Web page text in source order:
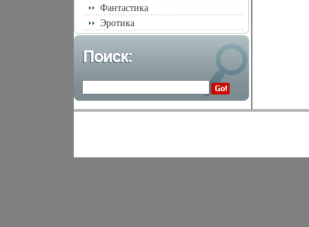
Фантастика
Эротика